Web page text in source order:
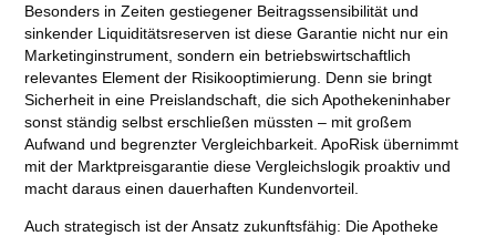
Besonders in Zeiten gestiegener Beitragssensibilität und
sinkender Liquiditätsreserven ist diese Garantie nicht nur ein
Marketinginstrument, sondern ein betriebswirtschaftlich
relevantes Element der Risikooptimierung. Denn sie bringt
Sicherheit in eine Preislandschaft, die sich Apothekeninhaber
sonst ständig selbst erschließen müssten – mit großem
Aufwand und begrenzter Vergleichbarkeit. ApoRisk übernimmt
mit der Marktpreisgarantie diese Vergleichslogik proaktiv und
macht daraus einen dauerhaften Kundenvorteil.
Auch strategisch ist der Ansatz zukunftsfähig: Die Apotheke